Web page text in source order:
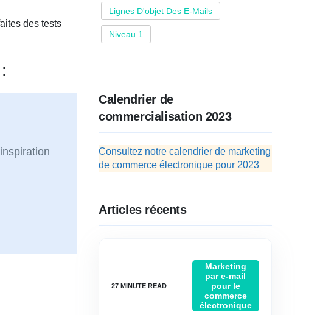
des tests
Lignes D'objet Des E-Mails
Niveau 1
Calendrier de
commercialisation 2023
Consultez notre calendrier de marketing
de commerce électronique pour 2023
Articles récents
Marketing
par e-mail
pour le
commerce
électronique